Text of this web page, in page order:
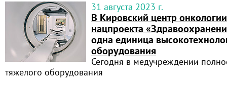
31 августа 2023 г.
В Кировский центр
нацпроекта
одна единица
оборудования
Сегодня в медучреждении
тяжелого оборудования